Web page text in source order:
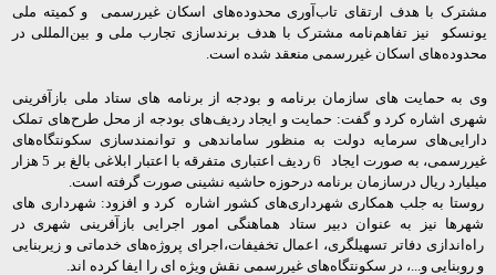
مشترک با هدف ارتقای تاب‌آوری محدوده‌های اسکان غیررسمی و کمیته ملی
یونسکو
نیز تفاهم‌نامه مشترک با هدف برندسازی تجارب ملی و بین‌المللی در
محدوده‌های اسکان غیررسمی منعقد شده است
وی به حمایت های سازمان برنامه و بودجه از برنامه های ستاد ملی بازآفرینی
شهری اشاره کرد و گفت: حمایت و ایجاد ردیف‌های بودجه از محل طرح‌های تملک
دارایی‌های سرمایه دولت به منظور ساماندهی و توانمندسازی سکونتگاه‌های
غیررسمی، به صورت ایجاد 6 ردیف اعتباری متفرقه با اعتبار ابلاغی بالغ بر 5 هزار
میلیارد ریال درسازمان برنامه درحوزه حاشیه نشینی صورت گرفته است.
روستا به جلب همکاری شهرداری‌های کشور اشاره کرد و افزود: شهرداری های
شهرها نیز به عنوان دبیر ستاد هماهنگی امور اجرایی بازآفرینی شهری در
راه‌اندازی دفاتر تسهیلگری، اعمال تخفیفات،اجرای پروژه‌های خدماتی و زیربنایی
و روبنایی و...، در سکونتگاه‌های غیررسمی نقش ویژه ای را ایفا کرده اند.